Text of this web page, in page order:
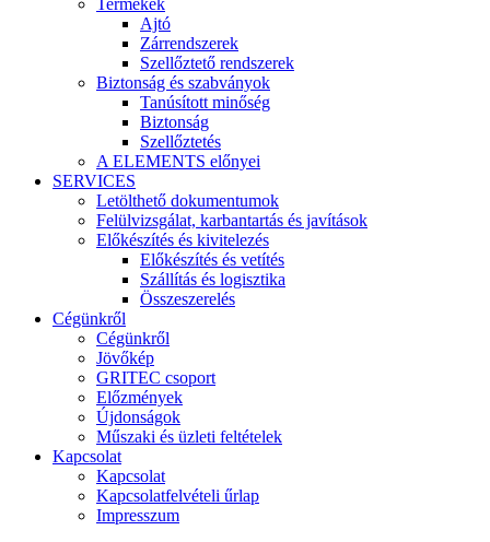
Termékek
Ajtó
Zárrendszerek
Szellőztető rendszerek
Biztonság és szabványok
Tanúsított minőség
Biztonság
Szellőztetés
A ELEMENTS előnyei
SERVICES
Letölthető dokumentumok
Felülvizsgálat, karbantartás és javítások
Előkészítés és kivitelezés
Előkészítés és vetítés
Szállítás és logisztika
Összeszerelés
Cégünkről
Cégünkről
Jövőkép
GRITEC csoport
Előzmények
Újdonságok
Műszaki és üzleti feltételek
Kapcsolat
Kapcsolat
Kapcsolatfelvételi űrlap
Impresszum